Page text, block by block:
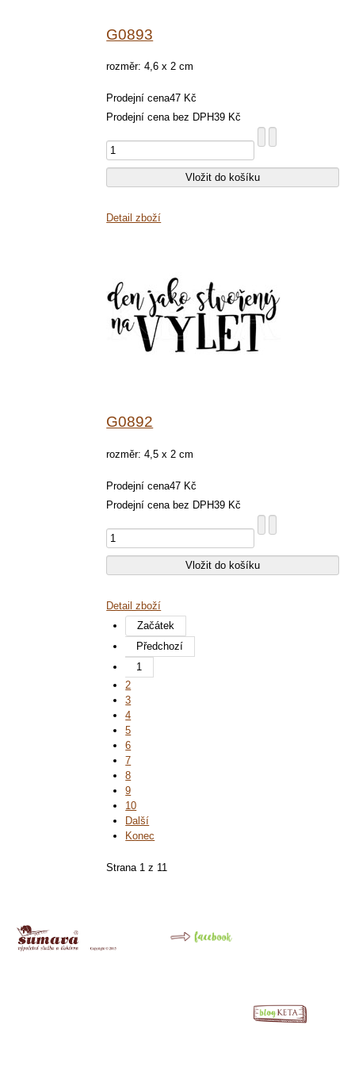
G0893
rozměr: 4,6 x 2 cm
Prodejní cena47 Kč
Prodejní cena bez DPH39 Kč
Detail zboží
G0892
rozměr: 4,5 x 2 cm
Prodejní cena47 Kč
Prodejní cena bez DPH39 Kč
Detail zboží
Začátek
Předchozí
1
2
3
4
5
6
7
8
9
10
Další
Konec
Strana 1 z 11